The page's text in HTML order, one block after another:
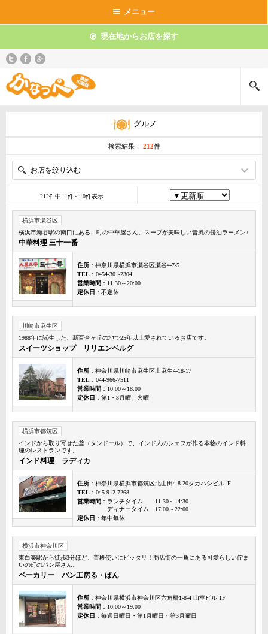
メニュー
現在地からお店を探す
グルメ
検索結果： 212件
お店を絞り込む
212件中 1件～10件表示
横浜市瀬谷区
横浜市瀬谷駅の南口にある、町の中華屋さん。スープが美味しい昔風の醤油ラーメン♪
中華料理 三十一番
住所 ：神奈川県横浜市瀬谷区瀬谷4-7-5
TEL ：0454-301-2304
営業時間 ：11:30～20:00
定休日 ：不定休
川崎市麻生区
1988年に誕生した、新百合ヶ丘の地で25年以上愛されているお店です。
スイーツショップ リリエンベルグ
住所 ：神奈川県川崎市麻生区上麻生4-18-17
TEL ：044-966-7511
営業時間 ：10:00～18:00
定休日 ：第1・3月曜、火曜
横浜市都筑区
インドから取り寄せた釜（タンドール）で、インド人のシェフが作る本物のインド料
理のレストランです。
インド料理 ラディカ
住所 ：神奈川県横浜市都筑区北山田4-8-20タカハシビル1F
TEL ：045-912-7268
営業時間 ：ランチタイム 11:30～14:30
ディナータイム 17:00～22:00
定休日 ：年中無休
横浜市神奈川区
東白楽駅から徒歩3分ほど、普段使いにピッタリ！商店街の一角にある可愛らしい佇ま
いの町のパン屋さん。
ベーカリー パン工房る・ぱん
住所 ：神奈川県横浜市神奈川区六角橋1-8-4 山室ビル 1F
営業時間 ：10:00～19:00
定休日 ：毎週日曜日・第1月曜日・第3月曜日